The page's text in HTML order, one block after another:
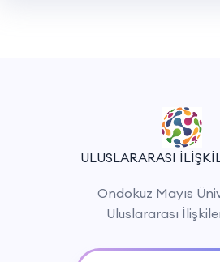
ULUSLARARASI
Ondokuz Mayıs
Uluslararası